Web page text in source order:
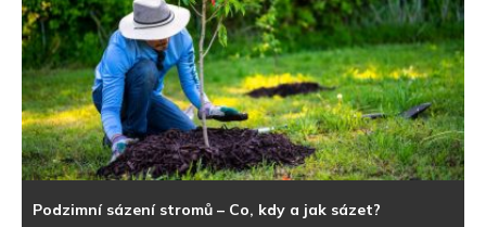
Podzimní sázení stromů – Co, kdy a jak sázet?